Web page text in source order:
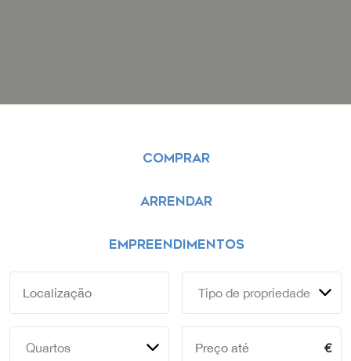
COMPRAR
ARRENDAR
EMPREENDIMENTOS
Tipo de propriedade
Quartos €